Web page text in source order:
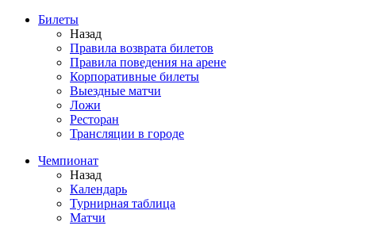
Билеты
Назад
Правила возврата билетов
Правила поведения на арене
Корпоративные билеты
Выездные матчи
Ложи
Ресторан
Трансляции в городе
Чемпионат
Назад
Календарь
Турнирная таблица
Матчи